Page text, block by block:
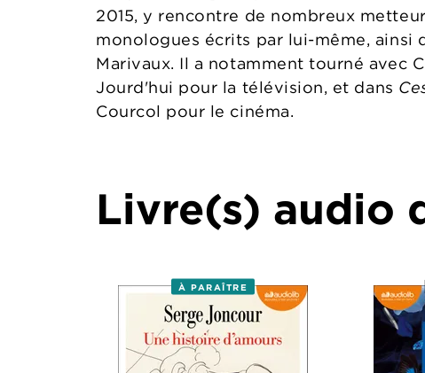
2015, y rencontre de nombreux
monologues écrits par lui-même, ainsi
Marivaux. Il a notamment tourné avec
Jourd'hui pour la télévision, et dans
Courcol pour le cinéma.
Livre(s) audio
À PARAÎTRE